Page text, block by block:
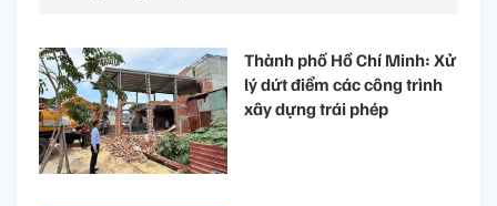
Thành phố Hồ Chí Minh: Xử
lý dứt điểm các công trình
xây dựng trái phép